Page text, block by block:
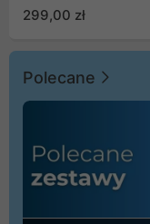
299,00 zł
Polecane